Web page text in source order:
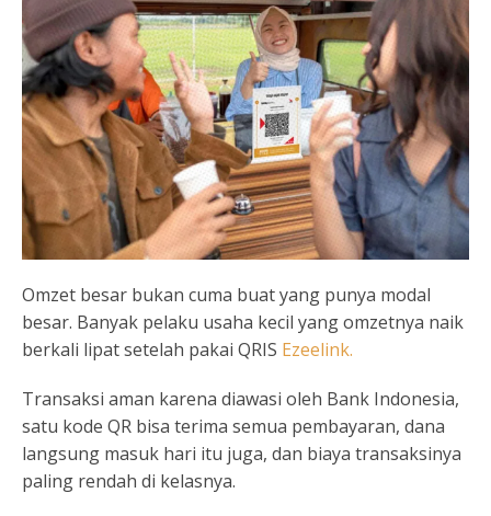
Omzet besar bukan cuma buat yang punya modal
besar. Banyak pelaku usaha kecil yang omzetnya naik
berkali lipat setelah pakai QRIS Ezeelink.
Transaksi aman karena diawasi oleh Bank Indonesia,
satu kode QR bisa terima semua pembayaran, dana
langsung masuk hari itu juga, dan biaya transaksinya
paling rendah di kelasnya.